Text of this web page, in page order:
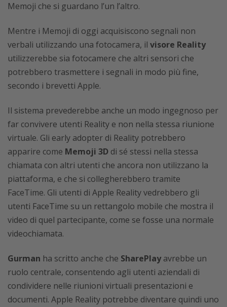
Memoji che si guardano l’un l’altro.
Mentre i Memoji di oggi acquisiscono segnali non
verbali utilizzando una fotocamera, il visore Reality
utilizzerebbe sia fotocamere che altri sensori che
potrebbero trasmettere i segnali in modo più fine,
secondo i brevetti Apple.
Il sistema prevederebbe anche un modo ingegnoso per
far convivere utenti Reality e non nella stessa riunione
virtuale. Gli early adopter di Reality potrebbero
apparire come Memoji 3D di sé stessi nella stessa
chiamata con altri utenti che ancora non utilizzano la
piattaforma, e che si collegherebbero tramite
FaceTime. Gli utenti di Apple Reality vedrebbero gli
utenti FaceTime su un rettangolo mobile che mostra il
video di quel partecipante, come se fosse una normale
videochiamata.
Gurman ha scritto anche che SharePlayavrebbe un
ruolo centrale, consentendo agli utenti aziendali di
condividere nelle riunioni virtuali presentazioni e
documenti. Apple Reality potrebbe diventare quindi uno